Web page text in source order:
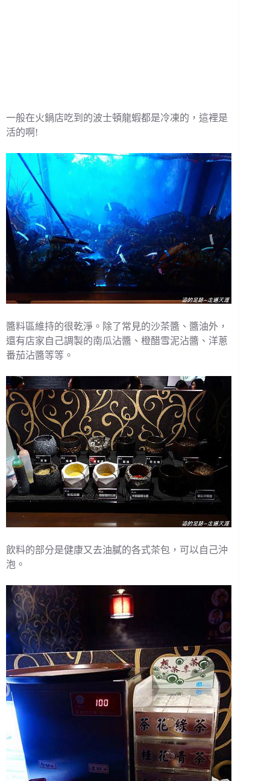
一般在火鍋店吃到的波士頓龍蝦都是冷凍的，這裡是
活的啊!
醬料區維持的很乾淨。除了常見的沙茶醬、醬油外，
還有店家自己調製的南瓜沾醬、橙醋雪泥沾醬、洋蔥
番茄沾醬等等。
飲料的部分是健康又去油膩的各式茶包，可以自己沖
泡。